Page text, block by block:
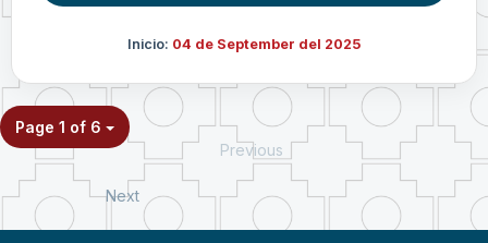
Inicio: 04 de September del 2025
Page 1 of 6
Previous
Next